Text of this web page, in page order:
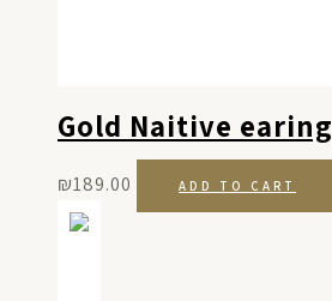
Gold Naitive earing
₪189.00 ADD TO CART